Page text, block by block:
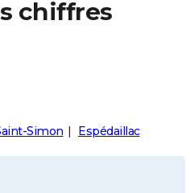
chiffres
Simon Espédaillac